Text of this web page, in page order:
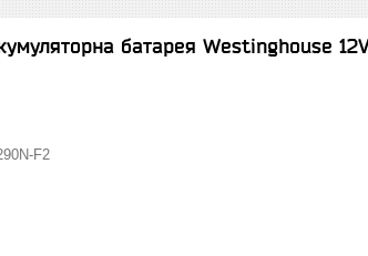
батарея Westinghouse
F2